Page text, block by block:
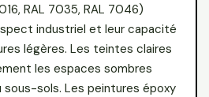
RAL 7035, RAL 7046)
industriel et leur capacité
légères. Les teintes claires
les espaces sombres
sols. Les peintures époxy